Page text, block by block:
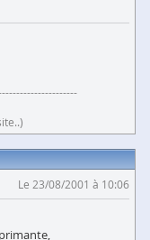
Le 23/08/2001 à 10:06